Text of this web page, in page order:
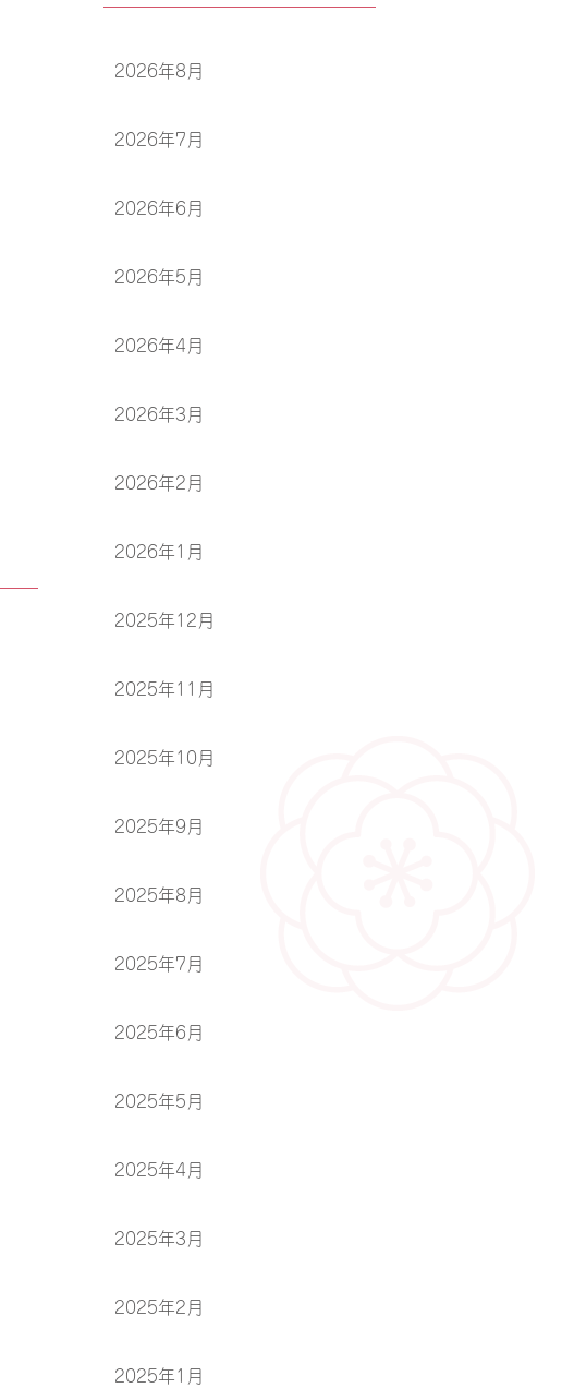
2026年8月
2026年7月
2026年6月
2026年5月
2026年4月
2026年3月
2026年2月
2026年1月
2025年12月
2025年11月
2025年10月
2025年9月
2025年8月
2025年7月
2025年6月
2025年5月
2025年4月
2025年3月
2025年2月
2025年1月